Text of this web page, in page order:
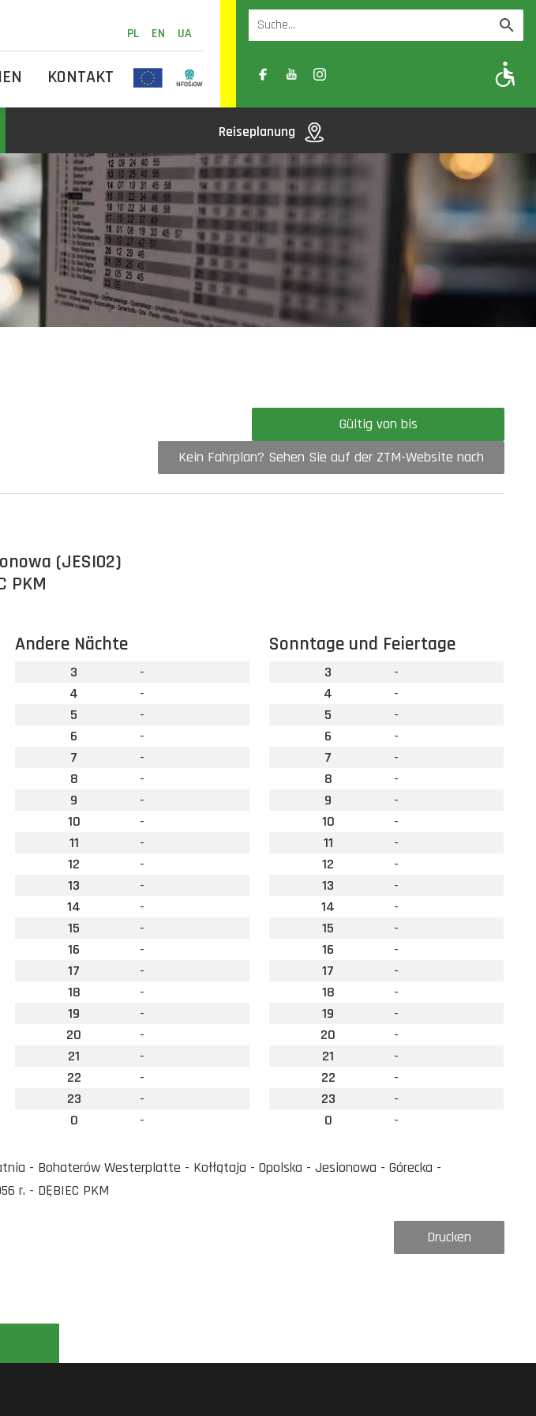
PL EN UA
KONTAKT A- A A+
Reiseplanung
Gültig von bis
Kein Fahrplan? Sehen Sie auf der ZTM-Website nach
(JESI02)
PKM
Andere Nächte
3
-
4
-
5
-
6
-
7
-
8
-
9
-
10
-
11
-
12
-
13
-
14
-
15
-
16
-
17
-
18
-
19
-
20
-
21
-
22
-
23
-
0
-
Sonntage und Feiertage
3
-
4
-
5
-
6
-
7
-
8
-
9
-
10
-
11
-
12
-
13
-
14
-
15
-
16
-
17
-
18
-
19
-
20
-
21
-
22
-
23
-
0
-
- Bohaterów Westerplatte - Kołłątaja - Opolska - Jesionowa - Górecka -
r. - DĘBIEC PKM
Drucken